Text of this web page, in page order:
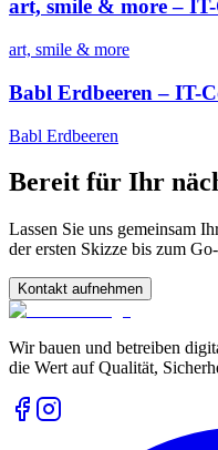
art, smile & more –
art, smile & more
Babl Erdbeeren – IT-
Babl Erdbeeren
Bereit für Ihr
Lassen Sie uns gemeinsam
der ersten Skizze bis zum
Kontakt aufnehmen
Wir bauen und betreiben
die Wert auf Qualität,